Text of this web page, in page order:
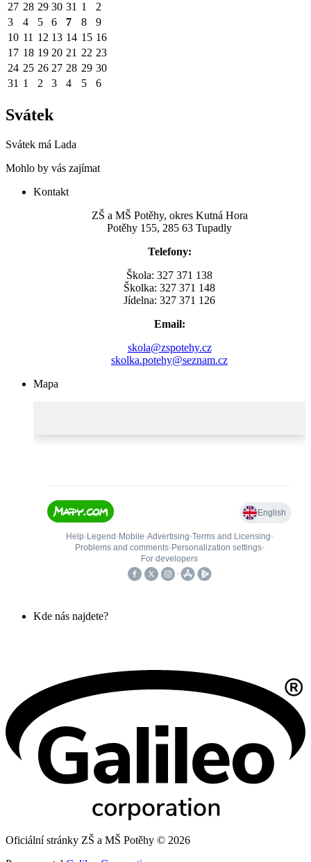
27 28 29 30 31 1
2
3
4 5 6 7 8
9
10 11 12 13 14 15 16
17 18 19 20 21 22 23
24 25 26 27 28 29 30
31 1 2 3 4 5 6
Svátek
Svátek má Lada
Mohlo by vás zajímat
Kontakt
ZŠ a MŠ Potěhy, okres Kutná Hora
Potěhy 155, 285 63 Tupadly
Telefony:
Škola: 327 371 138
Školka: 327 371 148
Jídelna: 327 371 126
Email:
skola@zspotehy.cz
skolka.potehy@seznam.cz
Mapa
Kde nás najdete?
Oficiální stránky ZŠ a MŠ Potěhy © 2026